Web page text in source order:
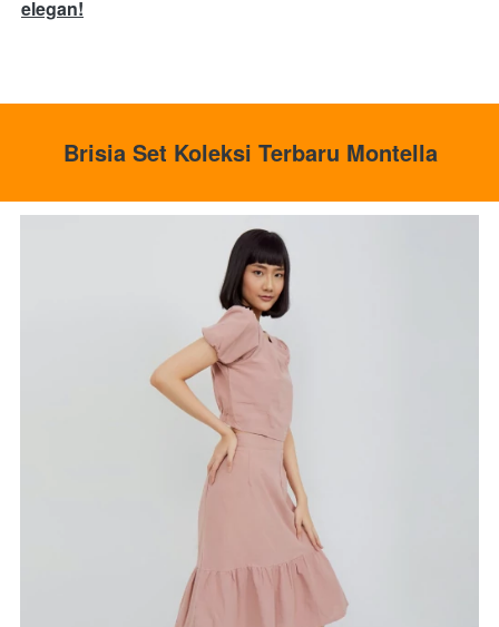
elegan!
Brisia Set Koleksi Terbaru Montella